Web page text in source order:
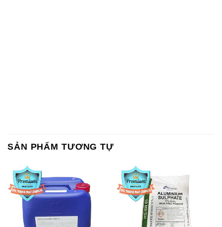
SẢN PHẨM TƯƠNG TỰ